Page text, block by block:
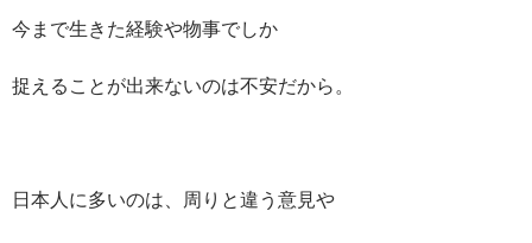
今まで生きた経験や物事でしか
捉えることが出来ないのは不安だから。
日本人に多いのは、周りと違う意見や